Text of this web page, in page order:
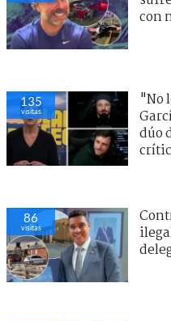
con
135
visitas
"No
dúo
86
visitas